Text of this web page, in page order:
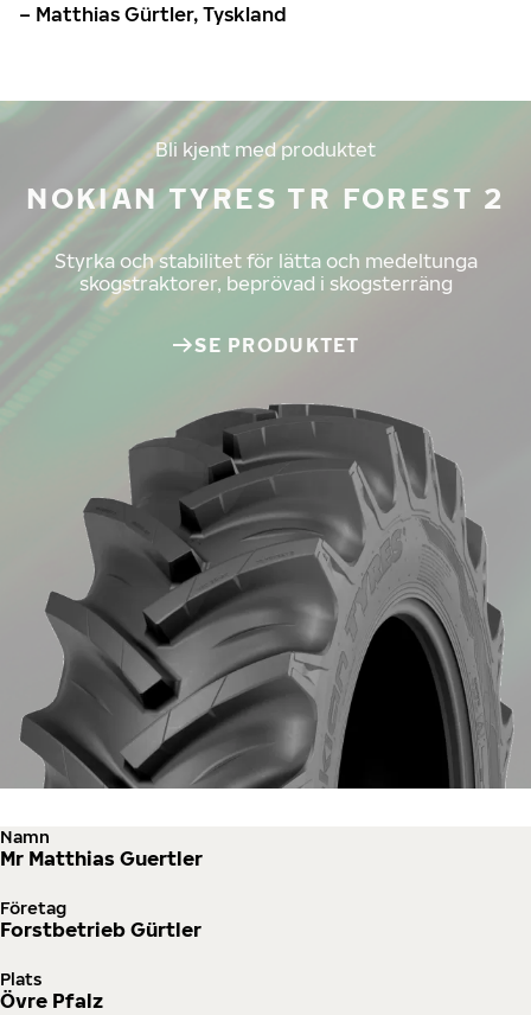
– Matthias Gürtler, Tyskland
Bli kjent med produktet
NOKIAN TYRES TR FOREST 2
Styrka och stabilitet för lätta och medeltunga
skogstraktorer, beprövad i skogsterräng
SE PRODUKTET
Namn
Mr Matthias Guertler
Företag
Forstbetrieb Gürtler
Plats
Övre Pfalz